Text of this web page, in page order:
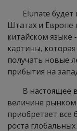
Elunate
Штатах и ​​Европе
китайском языке
картины,
получать новые
прибытия на
В настоящее
величине
приобретает все
роста